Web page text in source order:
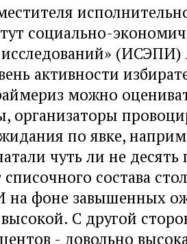
социально-
(ИСЭПИ)
активности
можно
организаторы
по явке,
чуть ли не десять
состава
на фоне завышенных
С другой
- довольно